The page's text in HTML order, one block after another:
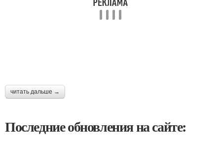
читать дальше →
Последние обновления на сайте: